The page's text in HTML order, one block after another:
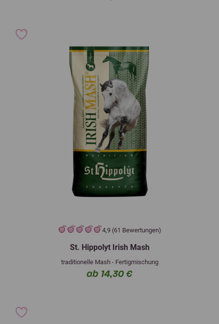
4,9 (61 Bewertungen)
St. Hippolyt Irish Mash
traditionelle Mash - Fertigmischung
ab 14,30 €